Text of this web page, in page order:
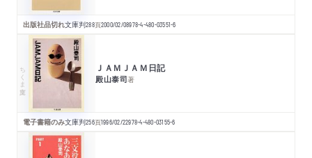
出版社品切れ文庫判288頁2000/02/08978-4-480-03551-6
ちくま文庫 ＪＡＭＪＡＭ日記
殿山泰司著
電子書籍のみ文庫判256頁1996/02/22978-4-480-03155-6